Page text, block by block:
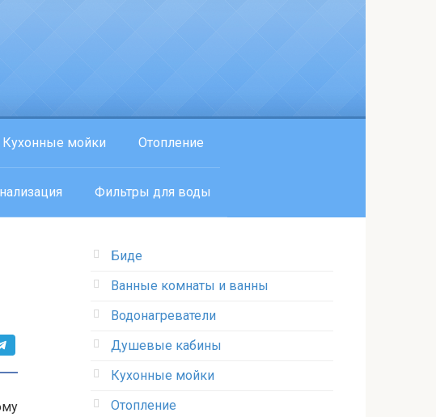
Кухонные мойки Отопление
Фильтры для воды
Биде
Ванные комнаты и ванны
Водонагреватели
Душевые кабины
Кухонные мойки
Отопление